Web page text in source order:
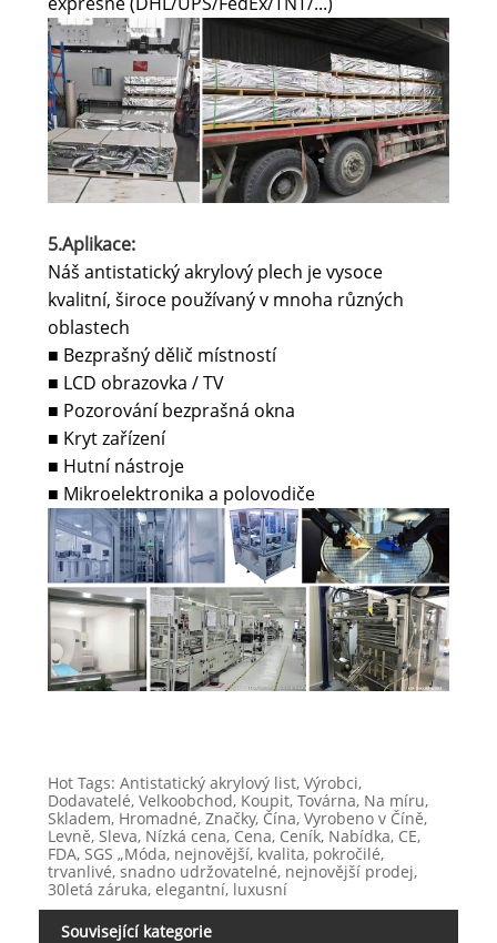
5.Aplikace:
Náš antistatický akrylový plech je vysoce
kvalitní, široce používaný v mnoha různých
oblastech
■ Bezprašný dělič místností
■ LCD obrazovka / TV
■ Pozorování bezprašná okna
■ Kryt zařízení
■ Hutní nástroje
■ Mikroelektronika a polovodiče
Hot Tags: Antistatický akrylový list, Výrobci,
Dodavatelé, Velkoobchod, Koupit, Továrna, Na míru,
Skladem, Hromadné, Značky, Čína, Vyrobeno v Číně,
Levně, Sleva, Nízká cena, Cena, Ceník, Nabídka, CE,
FDA, SGS „Móda, nejnovější, kvalita, pokročilé,
trvanlivé, snadno udržovatelné, nejnovější prodej,
30letá záruka, elegantní, luxusní
Související kategorie